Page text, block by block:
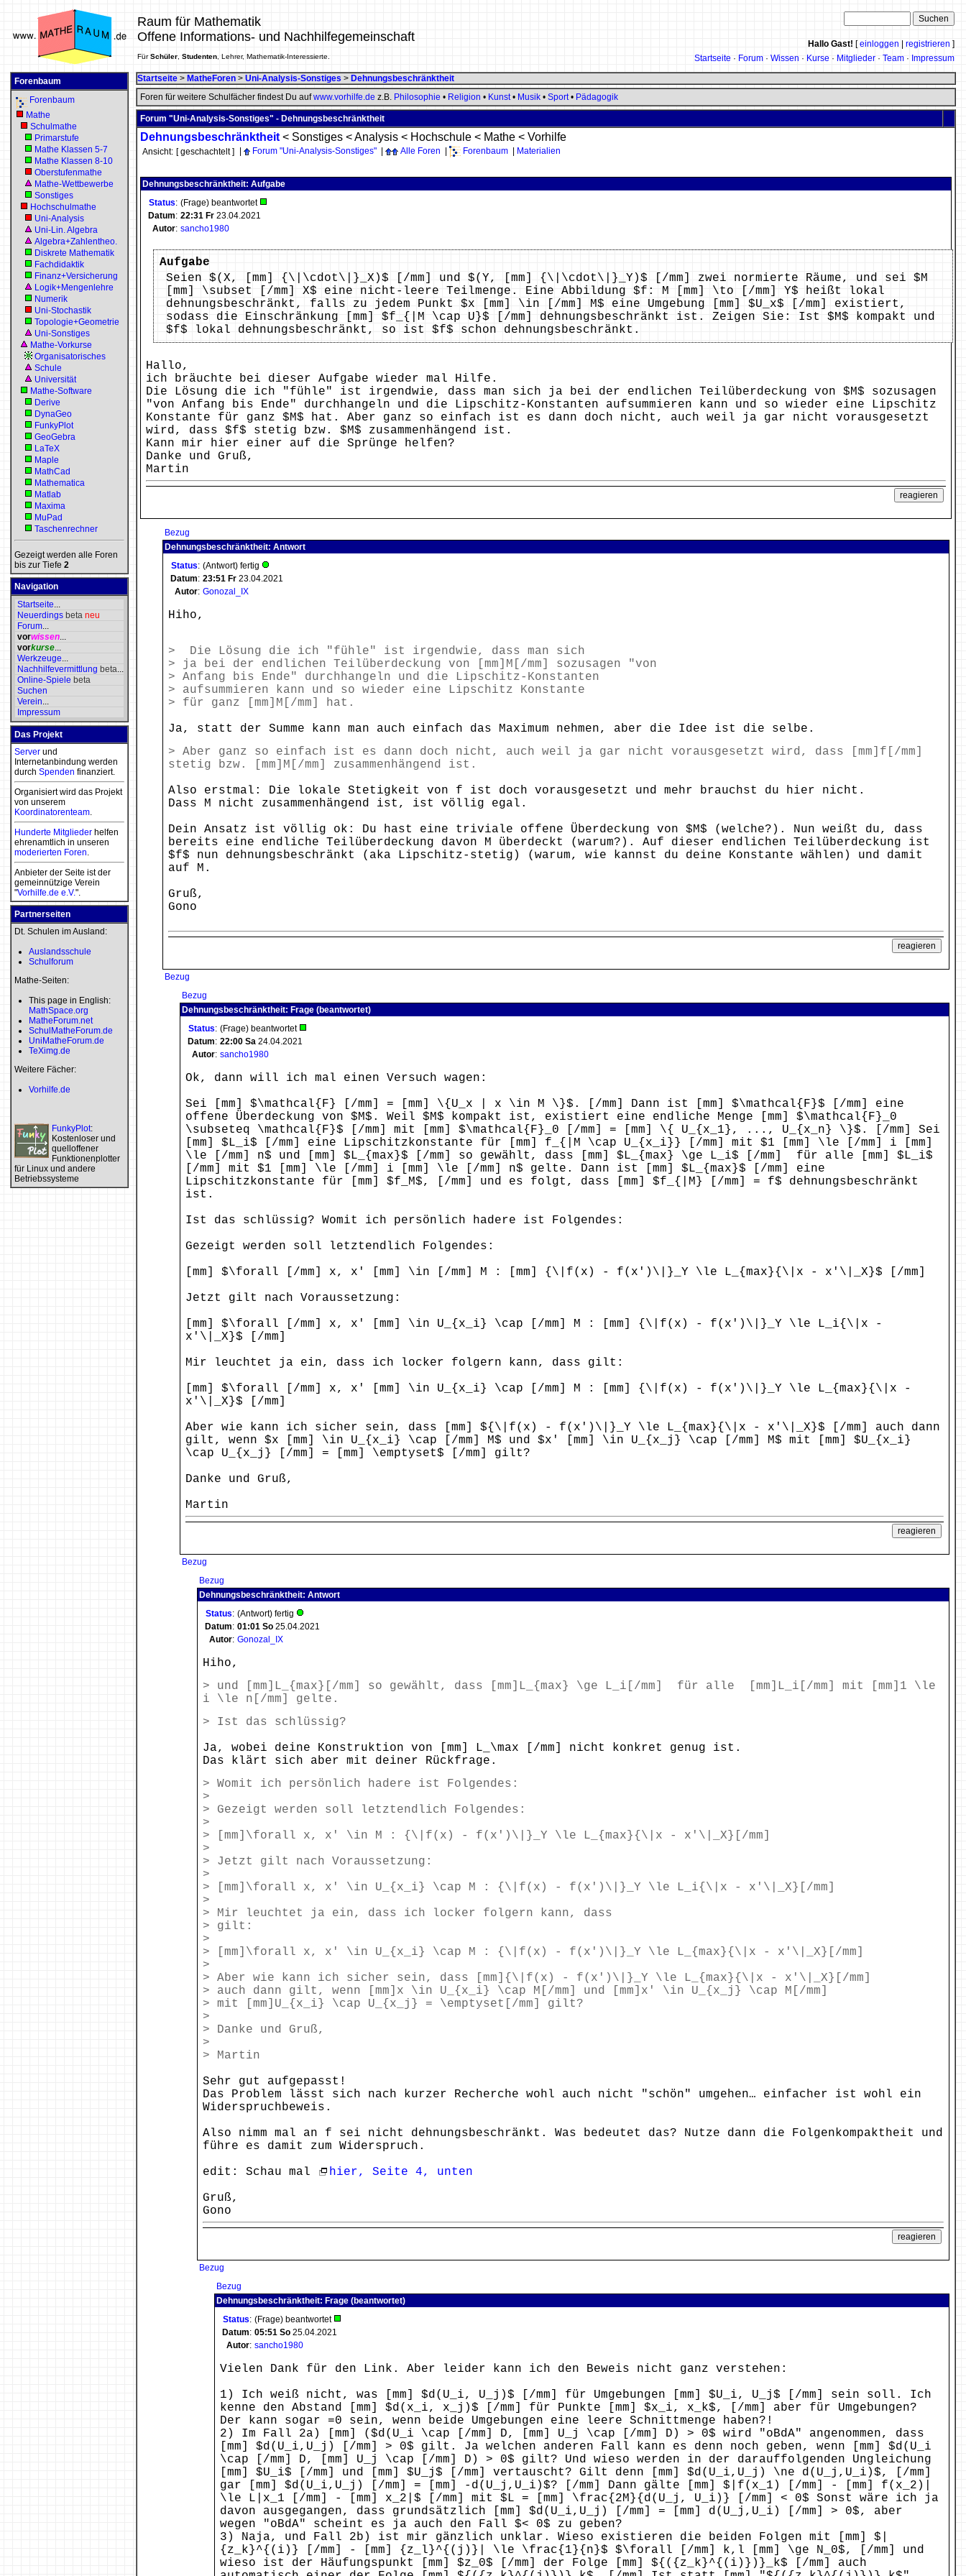
Raum für Mathematik
Offene Informations- und Nachhilfegemeinschaft
FürSchüler Studenten , Lehrer, Mathematik-Interessierte.
Hallo Gast! [einloggen registrieren ]
Startseite · Forum · Wissen · Kurse · Mitglieder · Team · Impressum
Forenbaum
Forenbaum
Mathe
Schulmathe
Primarstufe
Mathe Klassen 5-7
Mathe Klassen 8-10
Oberstufenmathe
Mathe-Wettbewerbe
Sonstiges
Hochschulmathe
Uni-Analysis
Uni-Lin. Algebra
Algebra+Zahlentheo.
Diskrete Mathematik
Fachdidaktik
Finanz+Versicherung
Logik+Mengenlehre
Numerik
Uni-Stochastik
Topologie+Geometrie
Uni-Sonstiges
Mathe-Vorkurse
Organisatorisches
Schule
Universität
Mathe-Software
Derive
DynaGeo
FunkyPlot
GeoGebra
LaTeX
Maple
MathCad
Mathematica
Matlab
Maxima
MuPad
Taschenrechner
Gezeigt werden alle Foren
bis zur Tiefe 2
Navigation
Startseite...
Neuerdings beta neu
Forum...
vorwissen...
vorkurse...
Werkzeuge...
Nachhilfevermittlung beta...
Online-Spiele beta
Suchen
Verein...
Impressum
Das Projekt
Server und
Internetanbindung werden
durch Spenden finanziert.
Organisiert wird das Projekt
von unserem
Koordinatorenteam.
Hunderte Mitglieder helfen
ehrenamtlich in unseren
moderierten Foren.
Anbieter der Seite ist der
gemeinnützige Verein
"Vorhilfe.de e.V.".
Partnerseiten
Dt. Schulen im Ausland:
Auslandsschule
Schulforum
Mathe-Seiten:
This page in English:
MathSpace.org
MatheForum.net
SchulMatheForum.de
UniMatheForum.de
TeXimg.de
Weitere Fächer:
Vorhilfe.de
FunkyPlot:
Kostenloser und
quelloffener
Funktionenplotter
für Linux und andere
Betriebssysteme
Startseite > MatheForen > Uni-Analysis-Sonstiges > Dehnungsbeschränktheit
Foren für weitere Schulfächer findest Du aufwww.vorhilfe.de z.B. Philosophie • Religion • Kunst• Musik • Sport• Pädagogik
Forum "Uni-Analysis-Sonstiges" - Dehnungsbeschränktheit
Dehnungsbeschränktheit < Sonstiges <Analysis < Hochschule < Mathe < Vorhilfe
Ansicht: [ geschachtelt ] Forum "Uni-Analysis-Sonstiges" Alle Foren Forenbaum Materialien
Dehnungsbeschränktheit: Aufgabe
Status: (Frage) beantwortet
Datum: 22:31 Fr 23.04.2021
Autor: sancho1980
Aufgabe
Seien $(X, [mm] {\|\cdot\|}_X)$ [/mm] und $(Y, [mm] {\|\cdot\|}_Y)$ [/mm] zwei normierte Räume, und sei $M
[mm] \subset [/mm] X$ eine nicht-leere Teilmenge. Eine Abbildung $f: M [mm] \to [/mm] Y$ heißt lokal
dehnungsbeschränkt, falls zu jedem Punkt $x [mm] \in [/mm] M$ eine Umgebung [mm] $U_x$ [/mm] existiert,
sodass die Einschränkung [mm] $f_{|M \cap U}$ [/mm] dehnungsbeschränkt ist. Zeigen Sie: Ist $M$ kompakt und
$f$ lokal dehnungsbeschränkt, so ist $f$ schon dehnungsbeschränkt.
Hallo,
ich bräuchte bei dieser Aufgabe wieder mal Hilfe.
Die Lösung die ich "fühle" ist irgendwie, dass man sich ja bei der endlichen Teilüberdeckung von $M$ sozusagen
"von Anfang bis Ende" durchhangeln und die Lipschitz-Konstanten aufsummieren kann und so wieder eine Lipschitz
Konstante für ganz $M$ hat. Aber ganz so einfach ist es dann doch nicht, auch weil ja gar nicht vorausgesetzt
wird, dass $f$ stetig bzw. $M$ zusammenhängend ist.
Kann mir hier einer auf die Sprünge helfen?
Danke und Gruß,
Martin
Bezug
Dehnungsbeschränktheit: Antwort
Status: (Antwort) fertig
Datum: 23:51 Fr 23.04.2021
Autor: Gonozal_IX
Hiho,
> Die Lösung die ich "fühle" ist irgendwie, dass man sich
> ja bei der endlichen Teilüberdeckung von [mm]M[/mm] sozusagen "von
> Anfang bis Ende" durchhangeln und die Lipschitz-Konstanten
> aufsummieren kann und so wieder eine Lipschitz Konstante
> für ganz [mm]M[/mm] hat.
Ja, statt der Summe kann man auch einfach das Maximum nehmen, aber die Idee ist die selbe.
> Aber ganz so einfach ist es dann doch nicht, auch weil ja gar nicht vorausgesetzt wird, dass [mm]f[/mm]
stetig bzw. [mm]M[/mm] zusammenhängend ist.
Also erstmal: Die lokale Stetigkeit von f ist doch vorausgesetzt und mehr brauchst du hier nicht.
Dass M nicht zusammenhängend ist, ist völlig egal.
Dein Ansatz ist völlig ok: Du hast eine triviale offene Überdeckung von $M$ (welche?). Nun weißt du, dass
bereits eine endliche Teilüberdeckung davon M überdeckt (warum?). Auf dieser endlichen Teilüberdeckung ist
$f$ nun dehnungsbeschränkt (aka Lipschitz-stetig) (warum, wie kannst du deine Konstante wählen) und damit
auf M.
Gruß,
Gono
Bezug
Bezug
Dehnungsbeschränktheit: Frage (beantwortet)
Status: (Frage) beantwortet
Datum: 22:00 Sa 24.04.2021
Autor: sancho1980
Ok, dann will ich mal einen Versuch wagen:
Sei [mm] $\mathcal{F} [/mm] = [mm] \{U_x | x \in M \}$. [/mm] Dann ist [mm] $\mathcal{F}$ [/mm] eine
offene Überdeckung von $M$. Weil $M$ kompakt ist, existiert eine endliche Menge [mm] $\mathcal{F}_0
\subseteq \mathcal{F}$ [/mm] mit [mm] $\mathcal{F}_0 [/mm] = [mm] \{ U_{x_1}, ..., U_{x_n} \}$. [/mm] Sei
[mm] $L_i$ [/mm] eine Lipschitzkonstante für [mm] f_{|M \cap U_{x_i}} [/mm] mit $1 [mm] \le [/mm] i [mm]
\le [/mm] n$ und [mm] $L_{max}$ [/mm] so gewählt, dass [mm] $L_{max} \ge L_i$ [/mm] für alle [mm] $L_i$
[/mm] mit $1 [mm] \le [/mm] i [mm] \le [/mm] n$ gelte. Dann ist [mm] $L_{max}$ [/mm] eine
Lipschitzkonstante für [mm] $f_M$, [/mm] und es folgt, dass [mm] $f_{|M} [/mm] = f$ dehnungsbeschränkt
ist.
Ist das schlüssig? Womit ich persönlich hadere ist Folgendes:
Gezeigt werden soll letztendlich Folgendes:
[mm] $\forall [/mm] x, x' [mm] \in [/mm] M : [mm] {\|f(x) - f(x')\|}_Y \le L_{max}{\|x - x'\|_X}$ [/mm]
Jetzt gilt nach Voraussetzung:
[mm] $\forall [/mm] x, x' [mm] \in U_{x_i} \cap [/mm] M : [mm] {\|f(x) - f(x')\|}_Y \le L_i{\|x -
x'\|_X}$ [/mm]
Mir leuchtet ja ein, dass ich locker folgern kann, dass gilt:
[mm] $\forall [/mm] x, x' [mm] \in U_{x_i} \cap [/mm] M : [mm] {\|f(x) - f(x')\|}_Y \le L_{max}{\|x -
x'\|_X}$ [/mm]
Aber wie kann ich sicher sein, dass [mm] ${\|f(x) - f(x')\|}_Y \le L_{max}{\|x - x'\|_X}$ [/mm] auch dann
gilt, wenn $x [mm] \in U_{x_i} \cap [/mm] M$ und $x' [mm] \in U_{x_j} \cap [/mm] M$ mit [mm] $U_{x_i}
\cap U_{x_j} [/mm] = [mm] \emptyset$ [/mm] gilt?
Danke und Gruß,
Martin
Bezug
Bezug
Dehnungsbeschränktheit: Antwort
Status: (Antwort) fertig
Datum: 01:01 So 25.04.2021
Autor: Gonozal_IX
Hiho,
> und [mm]L_{max}[/mm] so gewählt, dass [mm]L_{max} \ge L_i[/mm] für alle [mm]L_i[/mm] mit [mm]1 \le
i \le n[/mm] gelte.
> Ist das schlüssig?
Ja, wobei deine Konstruktion von [mm] L_\max [/mm] nicht konkret genug ist.
Das klärt sich aber mit deiner Rückfrage.
> Womit ich persönlich hadere ist Folgendes:
>
> Gezeigt werden soll letztendlich Folgendes:
>
> [mm]\forall x, x' \in M : {\|f(x) - f(x')\|}_Y \le L_{max}{\|x - x'\|_X}[/mm]
>
> Jetzt gilt nach Voraussetzung:
>
> [mm]\forall x, x' \in U_{x_i} \cap M : {\|f(x) - f(x')\|}_Y \le L_i{\|x - x'\|_X}[/mm]
>
> Mir leuchtet ja ein, dass ich locker folgern kann, dass
> gilt:
>
> [mm]\forall x, x' \in U_{x_i} \cap M : {\|f(x) - f(x')\|}_Y \le L_{max}{\|x - x'\|_X}[/mm]
>
> Aber wie kann ich sicher sein, dass [mm]{\|f(x) - f(x')\|}_Y \le L_{max}{\|x - x'\|_X}[/mm]
> auch dann gilt, wenn [mm]x \in U_{x_i} \cap M[/mm] und [mm]x' \in U_{x_j} \cap M[/mm]
> mit [mm]U_{x_i} \cap U_{x_j} = \emptyset[/mm] gilt?
>
> Danke und Gruß,
>
> Martin
Sehr gut aufgepasst!
Das Problem lässt sich nach kurzer Recherche wohl auch nicht "schön" umgehen… einfacher ist wohl ein
Widerspruchbeweis.
Also nimm mal an f sei nicht dehnungsbeschränkt. Was bedeutet das? Nutze dann die Folgenkompaktheit und
führe es damit zum Widerspruch.
edit: Schau mal
hier, Seite 4, unten
Gruß,
Gono
Bezug
Bezug
Dehnungsbeschränktheit: Frage (beantwortet)
Status: (Frage) beantwortet
Datum: 05:51 So 25.04.2021
Autor: sancho1980
Vielen Dank für den Link. Aber leider kann ich den Beweis nicht ganz verstehen:
1) Ich weiß nicht, was [mm] $d(U_i, U_j)$ [/mm] für Umgebungen [mm] $U_i, U_j$ [/mm] sein soll. Ich
kenne den Abstand [mm] $d(x_i, x_j)$ [/mm] für Punkte [mm] $x_i, x_k$, [/mm] aber für Umgebungen?
Der kann sogar =0 sein, wenn beide Umgebungen eine leere Schnittmenge haben?!
2) Im Fall 2a) [mm] ($d(U_i \cap [/mm] D, [mm] U_j \cap [/mm] D) > 0$ wird "oBdA" angenommen, dass
[mm] $d(U_i,U_j) [/mm] > 0$ gilt. Ja welchen anderen Fall kann es denn noch geben, wenn [mm] $d(U_i
\cap [/mm] D, [mm] U_j \cap [/mm] D) > 0$ gilt? Und wieso werden in der darauffolgenden Ungleichung
[mm] $U_i$ [/mm] und [mm] $U_j$ [/mm] vertauscht? Gilt denn [mm] $d(U_i,U_j) \ne d(U_j,U_i)$, [/mm]
gar [mm] $d(U_i,U_j) [/mm] = [mm] -d(U_j,U_i)$? [/mm] Dann gälte [mm] $|f(x_1) [/mm] - [mm] f(x_2)|
\le L|x_1 [/mm] - [mm] x_2|$ [/mm] mit $L = [mm] \frac{2M}{d(U_j, U_i)} [/mm] < 0$ Sonst wäre ich ja
davon ausgegangen, dass grundsätzlich [mm] $d(U_i,U_j) [/mm] = [mm] d(U_j,U_i) [/mm] > 0$, aber
wegen "oBdA" scheint es ja auch den Fall $< 0$ zu geben?
3) Naja, und Fall 2b) ist mir gänzlich unklar. Wieso existieren die beiden Folgen mit [mm] $|
{z_k}^{(i)} [/mm] - [mm] {z_l}^{(j)}| \le \frac{1}{n}$ $\forall [/mm] k,l [mm] \ge N_0$, [/mm] und
wieso ist der Häufungspunkt [mm] $z_0$ [/mm] der Folge [mm] ${({z_k}^{(i)})}_k$ [/mm] auch